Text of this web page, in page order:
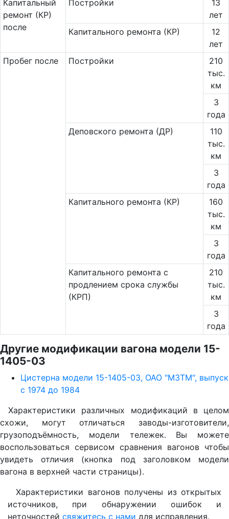
Ка­пи­таль­ный
ремонт (КР)
после
Постройки
13
лет
Капитального ремонта (КР)
12
лет
Пробег после
Постройки
210
тыс.
км
3
года
Деповского ремонта (ДР)
110
тыс.
км
3
года
Капитального ремонта (КР)
160
тыс.
км
3
года
Капитального ремонта с
продлением срока службы
(КРП)
210
тыс.
км
3
года
Другие модификации вагона модели 15-
1405-03
Цистерна модели 15-1405-03, ОАО "МЗТМ", выпуск
с 1974 до 1984
Характеристики различных модификаций в целом
схожи, могут отличаться заводы-изготовители,
грузоподъёмность, модели тележек. Вы можете
воспользоваться сервисом сравнения вагонов чтобы
увидеть отличия (кнопка под заголовком модели
вагона в верхней части страницы).
Характеристики вагонов получены из открытых
источников, при обнаружении ошибок и
неточностей свяжитесь с нами для исправления.